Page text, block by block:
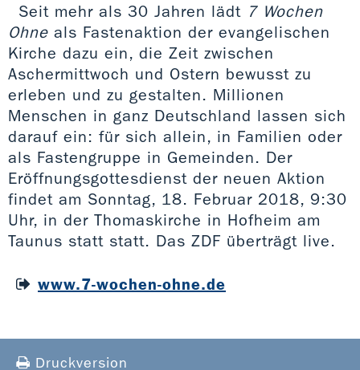
Seit mehr als 30 Jahren lädt 7 Wochen
Ohne als Fastenaktion der evangelischen
Kirche dazu ein, die Zeit zwischen
Aschermittwoch und Ostern bewusst zu
erleben und zu gestalten. Millionen
Menschen in ganz Deutschland lassen sich
darauf ein: für sich allein, in Familien oder
als Fastengruppe in Gemeinden. Der
Eröffnungsgottesdienst der neuen Aktion
findet am Sonntag, 18. Februar 2018, 9:30
Uhr, in der Thomaskirche in Hofheim am
Taunus statt statt. Das ZDF überträgt live.
www.7-wochen-ohne.de
Druckversion